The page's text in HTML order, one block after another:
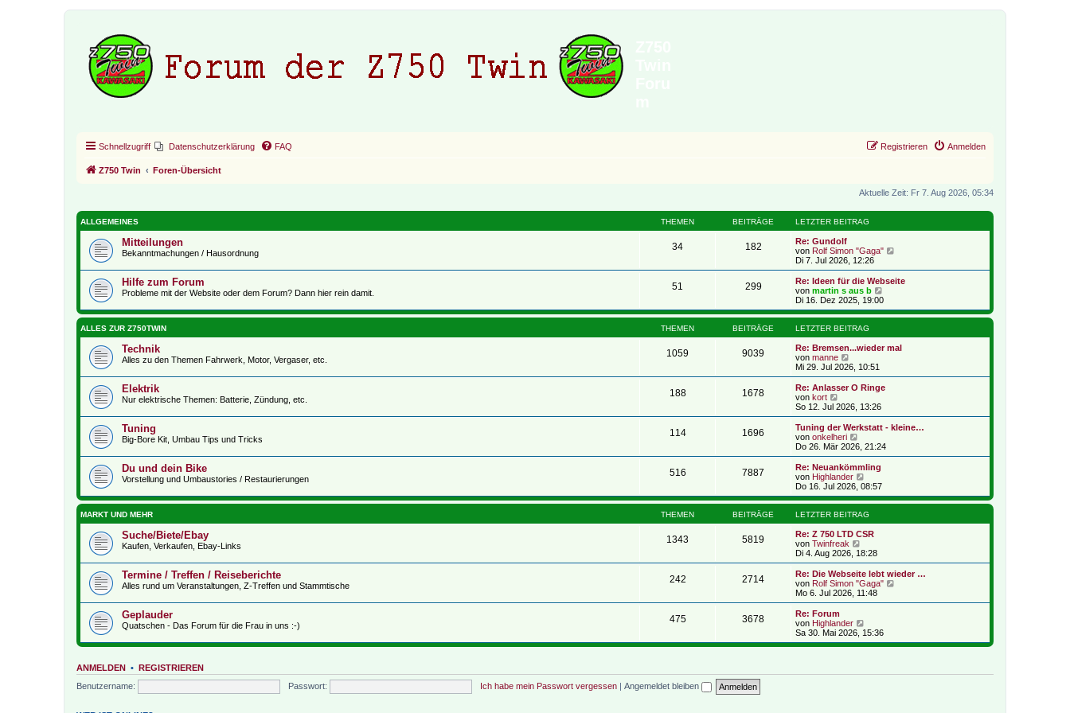
Schnellzugriff Datenschutzerklärung FAQ Anmelden
Registrieren
Z750 Twin Foren-Übersicht
Aktuelle Zeit: Fr 7. Aug 2026, 05:34
ALLGEMEINES THEMEN BEITRÄGE LETZTER BEITRAG
Mitteilungen
Bekanntmachungen / Hausordnung
34 182
Re: Gundolf
von Rolf Simon "Gaga"
u
e
r
e
i
Di 7. Jul 2026, 12:26
Hilfe zum Forum
Probleme mit der Website oder dem Forum? Dann hier rein damit.
51 299
Re: Ideen für die Webseite
von martin s aus b
e
u
e
t
e
e
i
Di 16. Dez 2025, 19:00
ALLES ZUR Z750TWIN THEMEN BEITRÄGE LETZTER BEITRAG
Technik
Alles zu den Themen Fahrwerk, Motor, Vergaser, etc.
1059 9039
Re: Bremsen...wieder mal
von manne
e
u
e
t
r
B
e
i
r
a
g
Mi 29. Jul 2026, 10:51
Elektrik
Nur elektrische Themen: Batterie, Zündung, etc.
188 1678
Re: Anlasser O Ringe
von kort
e
u
e
s
t
r
B
e
i
t
r
a
g
So 12. Jul 2026, 13:26
Tuning
Big-Bore Kit, Umbau Tips und Tricks
114 1696
Tuning der Werkstatt - kleine…
von onkelheri
e
u
e
s
t
r
B
e
i
t
r
g
Do 26. Mär 2026, 21:24
Du und dein Bike
Vorstellung und Umbaustories / Restaurierungen
516 7887
Re: Neuankömmling
von Highlander
e
u
e
s
t
e
B
e
i
t
r
Do 16. Jul 2026, 08:57
MARKT UND MEHR THEMEN BEITRÄGE LETZTER BEITRAG
Suche/Biete/Ebay
Kaufen, Verkaufen, Ebay-Links
1343 5819
Re: Z 750 LTD CSR
von Twinfreak
e
u
e
s
t
B
e
i
t
g
Di 4. Aug 2026, 18:28
Termine / Treffen / Reiseberichte
Alles rund um Veranstaltungen, Z-Treffen und Stammtische
242 2714
Re: Die Webseite lebt wieder …
von Rolf Simon "Gaga"
u
r
i
Mo 6. Jul 2026, 11:48
Geplauder
Quatschen - Das Forum für die Frau in uns :-)
475 3678
Re: Forum
von Highlander
e
u
Sa 30. Mai 2026, 15:36
ANMELDEN • REGISTRIEREN
Benutzername:
Passwort: Ich habe mein Passwort vergessen | Angemeldet bleiben